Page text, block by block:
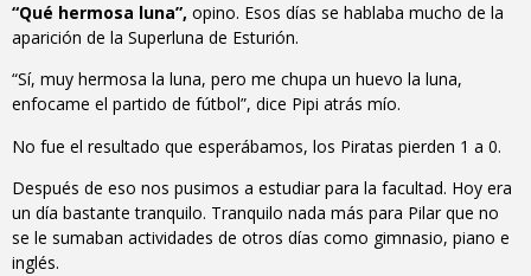
“Qué hermosa luna”, opino. Esos días se hablaba mucho de la
aparición de la Superluna de Esturión.
“Sí, muy hermosa la luna, pero me chupa un huevo la luna,
enfocame el partido de fútbol”, dice Pipi atrás mío.
No fue el resultado que esperábamos, los Piratas pierden 1 a 0.
Después de eso nos pusimos a estudiar para la facultad. Hoy era
un día bastante tranquilo. Tranquilo nada más para Pilar que no
se le sumaban actividades de otros días como gimnasio, piano e
inglés.